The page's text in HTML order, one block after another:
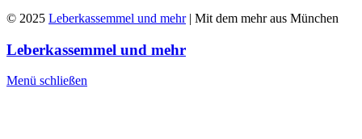
© 2025 Leberkassemmel und mehr| Mit dem mehr aus München
Leberkassemmel und mehr
Menü schließen